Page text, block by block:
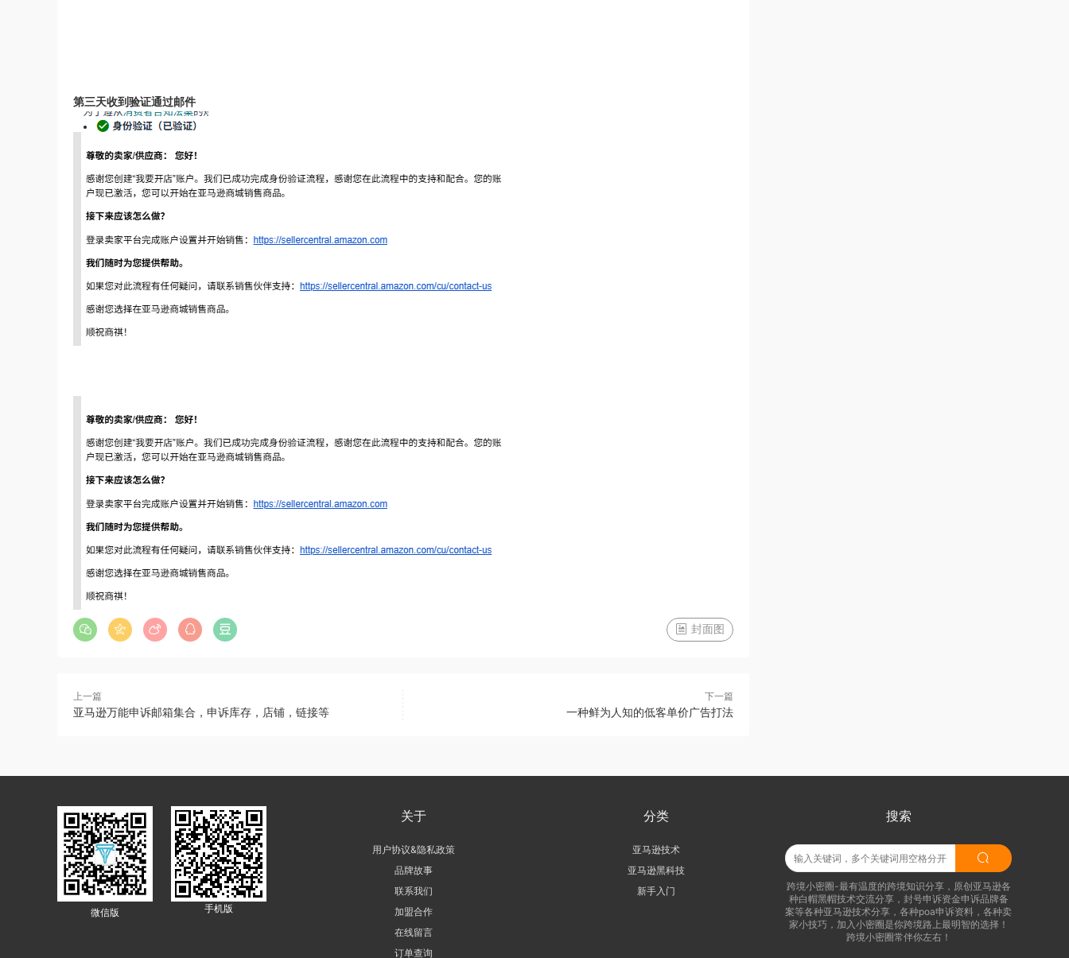
第三天收到验证通过邮件
封面图
上一篇
亚马逊万能申诉邮箱集合，申诉库存，店铺，链接等
下一篇
一种鲜为人知的低客单价广告打法
微信版 手机版
关于
用户协议&隐私政策
品牌故事
联系我们
加盟合作
在线留言
订单查询
分类
亚马逊技术
亚马逊黑科技
新手入门
搜索
跨境小密圈-最有温度的跨境知识分享，原创亚马逊各
种白帽黑帽技术交流分享，封号申诉资金申诉品牌备
案等各种亚马逊技术分享，各种poa申诉资料，各种卖
家小技巧，加入小密圈是你跨境路上最明智的选择！
跨境小密圈常伴你左右！